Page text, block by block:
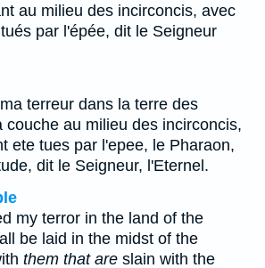
au milieu des incirconcis, avec
par l'épée, dit le Seigneur
terreur dans la terre des
couche au milieu des incirconcis,
ete tues par l'epee, le Pharaon,
dit le Seigneur, l'Eternel.
my terror in the land of the
be laid in the midst of the
them that are slain with the